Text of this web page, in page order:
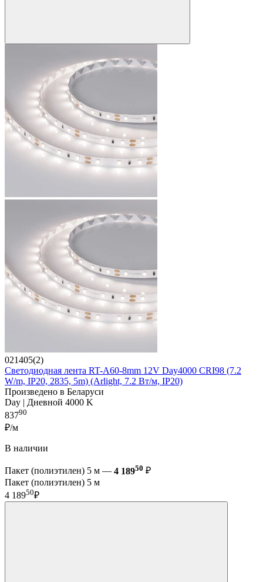
021405(2)
Светодиодная лента RT-A60-8mm 12V Day4000 CRI98 (7.2
W/m, IP20, 2835, 5m) (Arlight, 7.2 Вт/м, IP20)
Произведено в Беларуси
Day | Дневной 4000 K
83790
₽/м
В наличии
Пакет (полиэтилен) 5 м — 4 18950 ₽
Пакет (полиэтилен) 5 м
4 18950₽